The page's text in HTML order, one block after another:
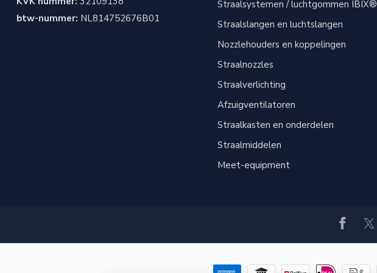
btw-nummer: NL814752676B01
Straalsystemen / luchtgommen IBIX®
Straalslangen en luchtslangen
Nozzlehouders en koppelingen
Straalnozzles
Straalverlichting
Afzuigventilatoren
Straalkasten en onderdelen
Straalmiddelen
Meet-equipment